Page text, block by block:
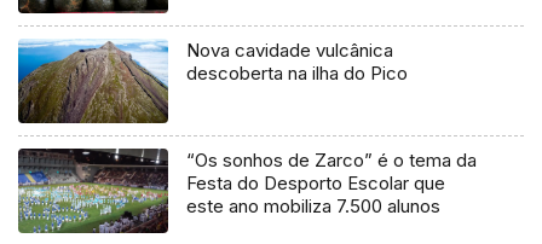
Nova cavidade vulcânica
descoberta na ilha do Pico
“Os sonhos de Zarco” é o tema da
Festa do Desporto Escolar que
este ano mobiliza 7.500 alunos